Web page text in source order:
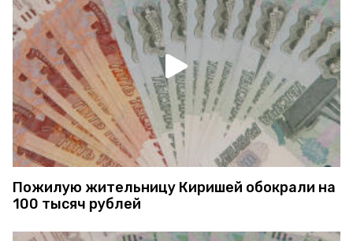
Пожилую жительницу Киришей обокрали на
100 тысяч рублей